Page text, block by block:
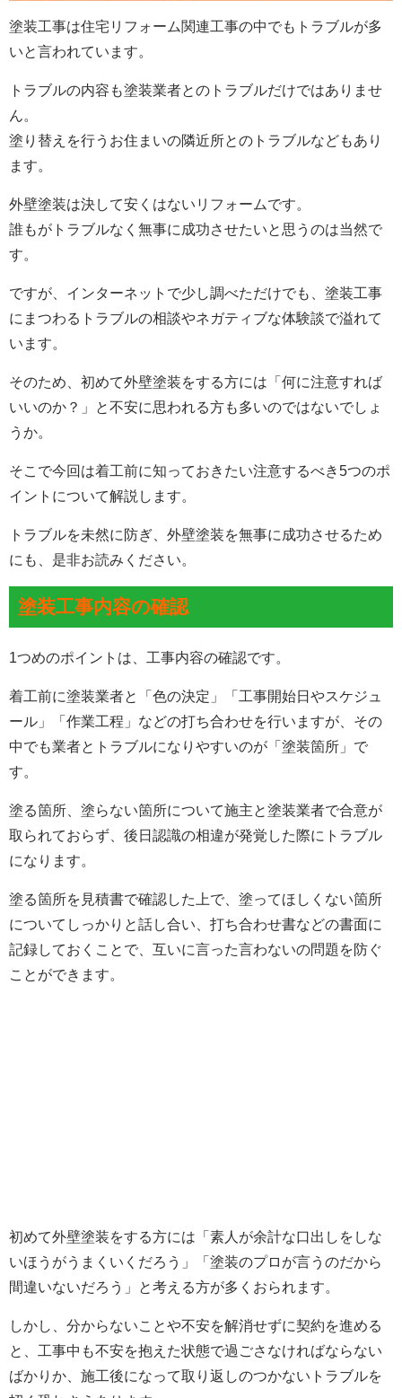
塗装工事は住宅リフォーム関連工事の中でもトラブルが多
いと言われています。
トラブルの内容も塗装業者とのトラブルだけではありませ
ん。
塗り替えを行うお住まいの隣近所とのトラブルなどもあり
ます。
外壁塗装は決して安くはないリフォームです。
誰もがトラブルなく無事に成功させたいと思うのは当然で
す。
ですが、インターネットで少し調べただけでも、塗装工事
にまつわるトラブルの相談やネガティブな体験談で溢れて
います。
そのため、初めて外壁塗装をする方には「何に注意すれば
いいのか？」と不安に思われる方も多いのではないでしょ
うか。
そこで今回は着工前に知っておきたい注意するべき5つのポ
イントについて解説します。
トラブルを未然に防ぎ、外壁塗装を無事に成功させるため
にも、是非お読みください。
塗装工事内容の確認
1つめのポイントは、 工事内容の確認です。
着工前に塗装業者と「色の決定」「工事開始日やスケジュ
ール」「作業工程」などの打ち合わせを行いますが、その
中でも業者とトラブルになりやすいのが「塗装箇所」 で
す。
塗る箇所、塗らない箇所について施主と塗装業者で合意が
取られておらず、後日認識の相違が発覚した際にトラブル
になります。
塗る箇所を見積書で確認した上で、塗ってほしくない箇所
についてしっかりと話し合い、打ち合わせ書などの書面に
記録しておくことで、互いに言った言わないの問題を防ぐ
ことができます。
初めて外壁塗装をする方には「素人が余計な口出しをしな
いほうがうまくいくだろう」「塗装のプロが言うのだから
間違いないだろう」と考える方が多くおられます。
しかし、分からないことや不安を解消せずに契約を進める
と、工事中も不安を抱えた状態で過ごさなければならない
ばかりか、施工後になって取り返しのつかないトラブルを